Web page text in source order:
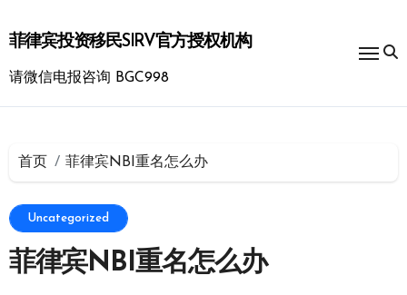
到
内
菲律宾投资移民SIRV官方授权机构
请微信电报咨询 BGC998
首页 菲律宾NBI重名怎么办
Uncategorized
菲律宾NBI重名怎么办